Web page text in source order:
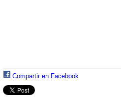
Compartir en Facebook